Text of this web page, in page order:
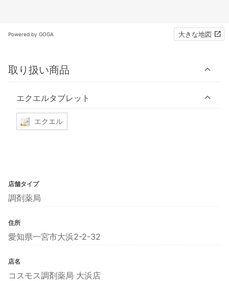
Powered by GOGA 大きな地図
取り扱い商品
エクエルタブレット
エクエル
店舗タイプ
調剤薬局
住所
愛知県一宮市大浜2-2-32
店名
コスモス調剤薬局 大浜店